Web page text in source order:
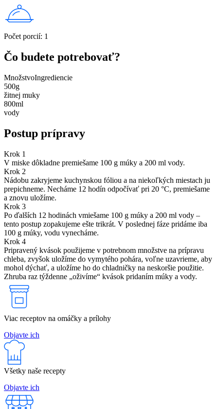
Počet porcií: 1
Čo budete potrebovať?
MnožstvoIngrediencie
500g
žitnej muky
800ml
vody
Postup prípravy
Krok 1
V miske dôkladne premiešame 100 g múky a 200 ml vody.
Krok 2
Nádobu zakryjeme kuchynskou fóliou a na niekoľkých miestach ju
prepichneme. Necháme 12 hodín odpočívať pri 20 °C, premiešame
a znovu uložíme.
Krok 3
Po ďalších 12 hodinách vmiešame 100 g múky a 200 ml vody –
tento postup zopakujeme ešte trikrát. V poslednej fáze pridáme iba
100 g múky, vodu vynecháme.
Krok 4
Pripravený kvások použijeme v potrebnom množstve na prípravu
chleba, zvyšok uložíme do vymytého pohára, voľne uzavrieme, aby
mohol dýchať, a uložíme ho do chladničky na neskoršie použitie.
Zhruba raz týždenne „oživíme“ kvások pridaním múky a vody.
Viac receptov na omáčky a prílohy
Objavte ich
Všetky naše recepty
Objavte ich